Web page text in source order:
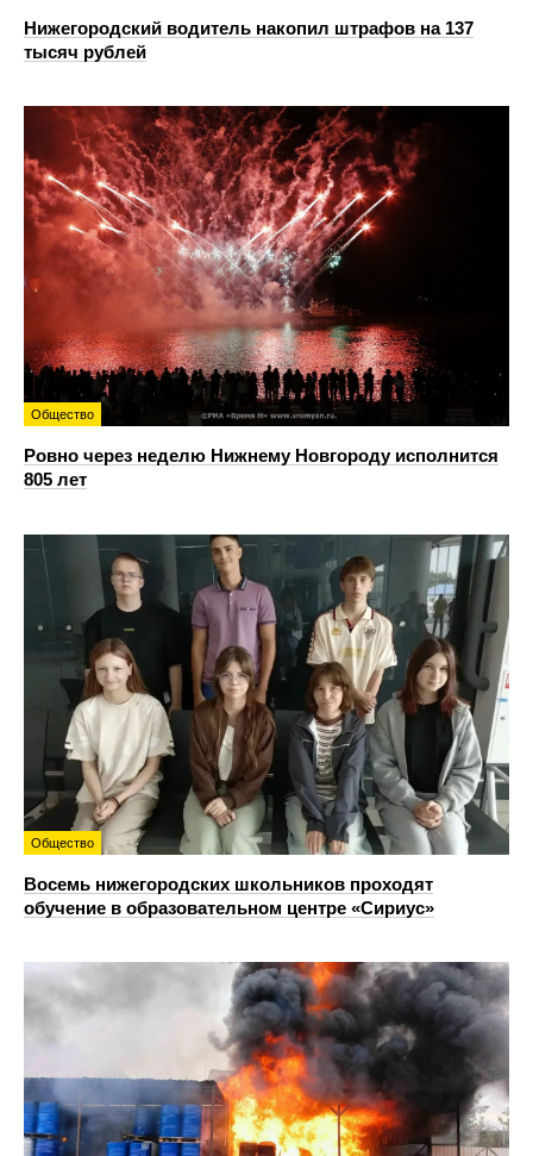
Нижегородский водитель накопил штрафов на 137
тысяч рублей
Общество
Ровно через неделю Нижнему Новгороду исполнится
805 лет
Общество
Восемь нижегородских школьников проходят
обучение в образовательном центре «Сириус»